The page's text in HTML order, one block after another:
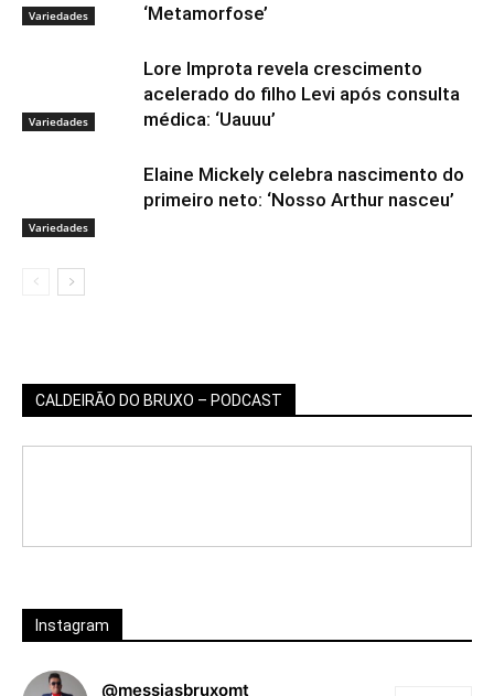
Variedades
‘Metamorfose’
Variedades
Lore Improta revela crescimento
acelerado do filho Levi após consulta
médica: ‘Uauuu’
Variedades
Elaine Mickely celebra nascimento do
primeiro neto: ‘Nosso Arthur nasceu’
CALDEIRÃO DO BRUXO – PODCAST
Instagram
@messiasbruxomt